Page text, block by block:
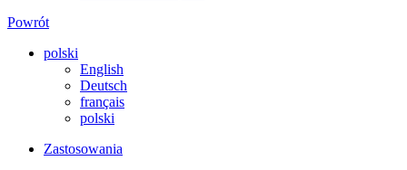
Powrót
polski
English
Deutsch
français
polski
Zastosowania